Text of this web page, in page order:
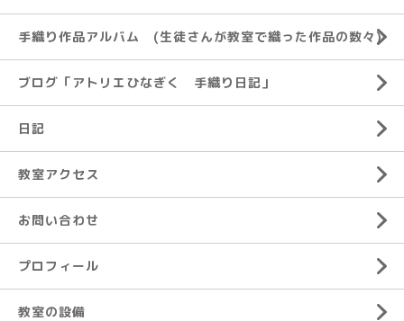
手織り作品アルバム (生徒さんが教室で織った作品の数々)
ブログ「アトリエひなぎく 手織り日記」
日記
教室アクセス
お問い合わせ
プロフィール
教室の設備